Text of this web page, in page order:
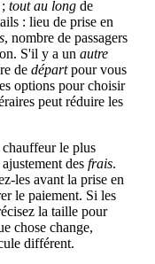
tout au long de
: lieu de prise en
, nombre de passagers
S'il y a un autre
de départpour vous
options pour choisir
peut réduire les
le plus
des frais.
les avant la prise en
le paiement. Si les
la taille pour
chose change,
différent.